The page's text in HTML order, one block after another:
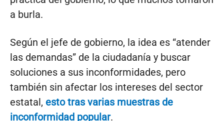
a burla.
Según el jefe de gobierno, la idea es “atender
las demandas” de la ciudadanía y buscar
soluciones a sus inconformidades, pero
también sin afectar los intereses del sector
estatal, esto tras varias muestras de
inconformidad popular.